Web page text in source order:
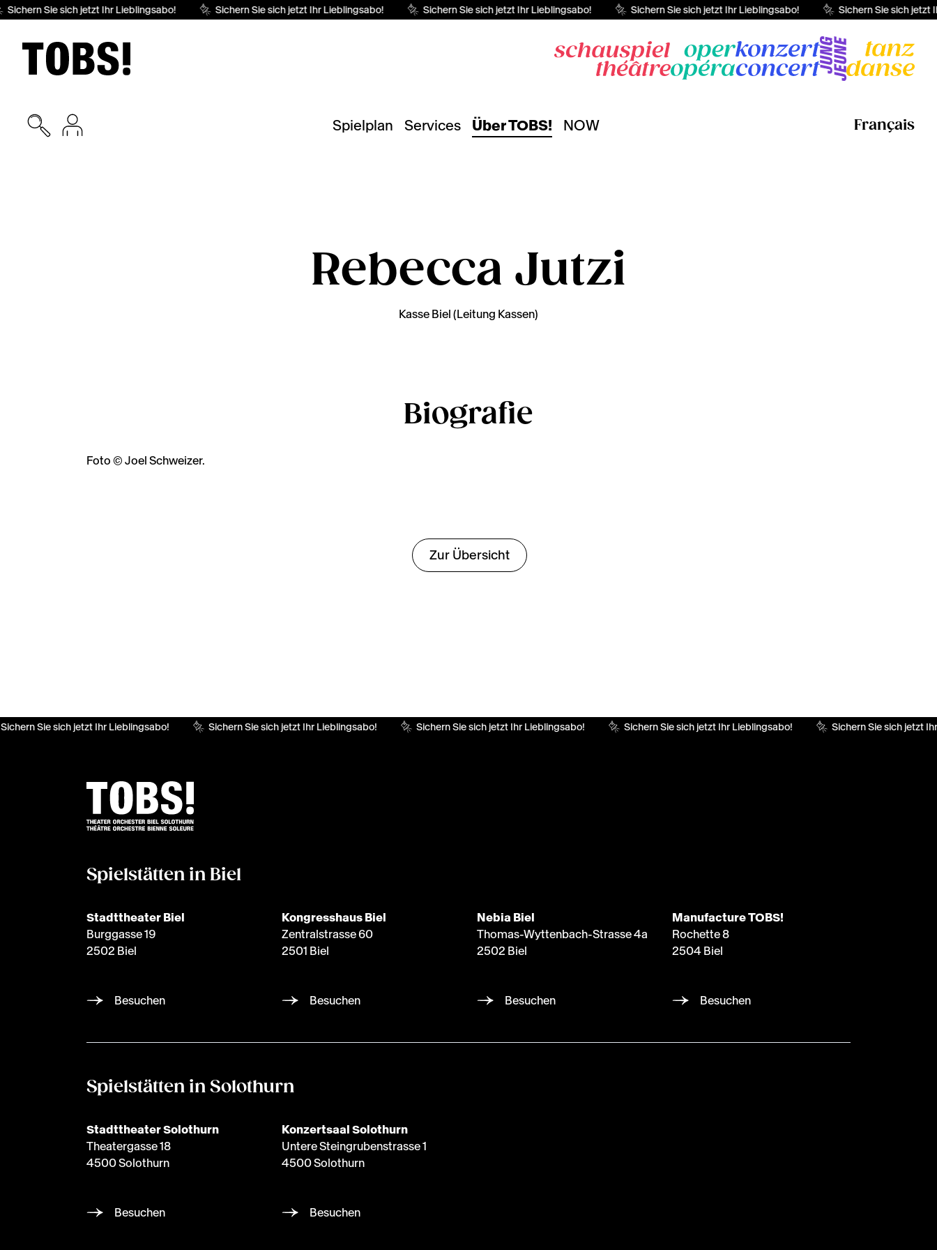
Sichern Sie sich jetzt Ihr Lieblingsabo! Sichern Sie sich jetzt Ihr Lieblingsabo! Sichern Sie sich jetzt Ihr Lieblingsabo! Sichern Sie sich jetzt Ihr Lieblingsabo! Sichern Sie sich jetzt
Spielplan Services Über TOBS! NOW Français
Rebecca Jutzi
Kasse Biel (Leitung Kassen)
Biografie
Foto © Joel Schweizer.
Zur Übersicht
Sie sich jetzt Ihr Lieblingsabo! Sichern Sie sich jetzt Ihr Lieblingsabo! Sichern Sie sich jetzt Ihr Lieblingsabo! Sichern Sie sich jetzt Ihr Lieblingsabo! Sichern Sie sich jetzt
Spielstätten in Biel
Stadttheater Biel
Burggasse 19
2502 Biel
Besuchen
Kongresshaus Biel
Zentralstrasse 60
2501 Biel
Besuchen
Nebia Biel
Thomas-Wyttenbach-Strasse 4a
2502 Biel
Besuchen
Manufacture TOBS!
Rochette 8
2504 Biel
Besuchen
Spielstätten in Solothurn
Stadttheater Solothurn
Theatergasse 18
4500 Solothurn
Besuchen
Konzertsaal Solothurn
Untere Steingrubenstrasse 1
4500 Solothurn
Besuchen